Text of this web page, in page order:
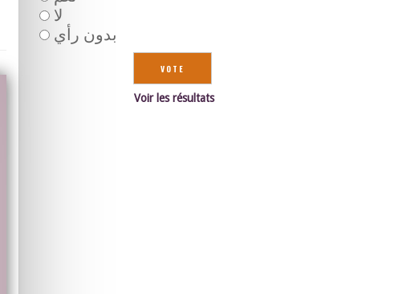
لا
بدون رأي
Voir les résultats